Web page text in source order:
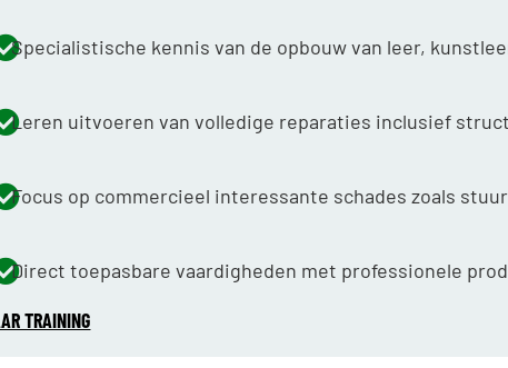
Specialistische kennis van de opbouw van leer,
Leren uitvoeren van volledige reparaties inclusief
Focus op commercieel interessante schades zoals
Direct toepasbare vaardigheden met professionele
TRAINING